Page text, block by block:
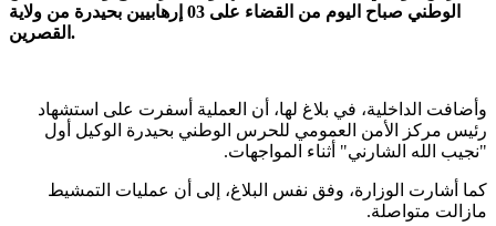
الوطني صباح اليوم من القضاء على 03 إرهابيين بحيدرة من ولاية
القصرين.
وأضافت الداخلية، في بلاغ لها، أن العملية أسفرت على استشهاد
رئيس مركز الأمن العمومي للحرس الوطني بحيدرة الوكيل أول
"نجيب الله الشارني" أثناء المواجهات.
كما أشارت الوزارة، وفق نفس البلاغ، إلى أن عمليات التمشيط
مازالت متواصلة.